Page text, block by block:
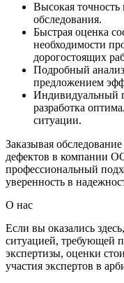
Высокая точность
обследования.
Быстрая оценка
необходимости
дорогостоящих
Подробный
предложением
Индивидуальный
разработка
ситуации.
Заказывая
дефектов в компании
профессиональный
уверенность в
О нас
Если вы оказались
ситуацией, требующей
экспертизы, оценки
участия экспертов в